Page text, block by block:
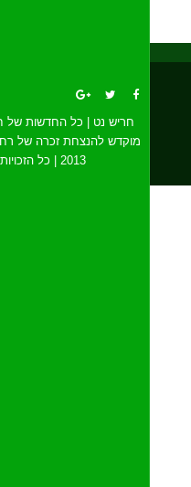
חריש נט | כל החדשות של חריש | נוסד בשנת 2018 | אתר זה
מוקדש להנצחת זכרה של רחל נעים זצ"ל, 01-01-1930 - 02-02-